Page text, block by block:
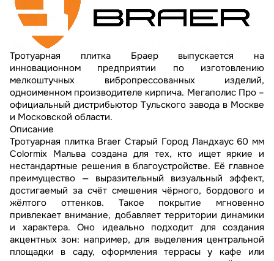
Тротуарная плитка Браер выпускается на
инновационном предприятии по изготовлению
мелкоштучных вибропрессованных изделий,
одноименном производителе кирпича. Мегаполис Про –
официальный дистрибьютор Тульского завода в Москве
и Московской области.
Описание
Тротуарная плитка Braer Старый Город Ландхаус 60 мм
Colormix Мальва создана для тех, кто ищет яркие и
нестандартные решения в благоустройстве. Её главное
преимущество — выразительный визуальный эффект,
достигаемый за счёт смешения чёрного, бордового и
жёлтого оттенков. Такое покрытие мгновенно
привлекает внимание, добавляет территории динамики
и характера. Оно идеально подходит для создания
акцентных зон: например, для выделения центральной
площадки в саду, оформления террасы у кафе или